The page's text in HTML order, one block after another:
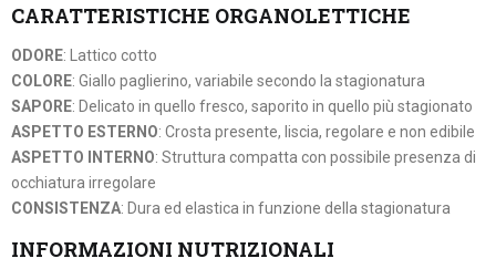
CARATTERISTICHE ORGANOLETTICHE
ODORE: Lattico cotto
COLORE: Giallo paglierino, variabile secondo la stagionatura
SAPORE: Delicato in quello fresco, saporito in quello più stagionato
ASPETTO ESTERNO: Crosta presente, liscia, regolare e non edibile
ASPETTO INTERNO: Struttura compatta con possibile presenza di
occhiatura irregolare
CONSISTENZA: Dura ed elastica in funzione della stagionatura
INFORMAZIONI NUTRIZIONALI